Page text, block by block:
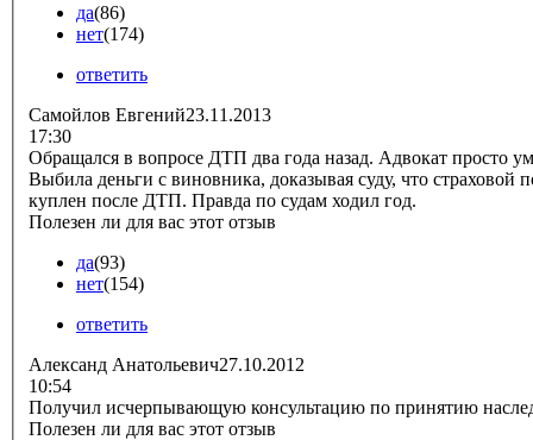
да(86)
нет(174)
ответить
Самойлов Евгений23.11.2013
17:30
Обращался в вопросе ДТП два года назад. Адвокат просто умница.
Выбила деньги с виновника, доказывая суду, что страховой
куплен после ДТП. Правда по судам ходил год.
Полезен ли для вас этот отзыв
да(93)
нет(154)
ответить
Александ Анатольевич27.10.2012
10:54
Получил исчерпывающую консультацию по принятию
Полезен ли для вас этот отзыв